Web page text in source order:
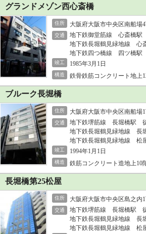
グランドメゾン西心斎橋
住所 大阪府大阪市中央区南船場
交通
地下鉄御堂筋線 心斎橋駅
地下鉄長堀鶴見緑地線 心
地下鉄四つ橋線 四ツ橋駅
竣工 1985年3月1日
構造 鉄骨鉄筋コンクリート地上
ブルーク長堀橋
住所 大阪府大阪市中央区南船場
交通
地下鉄堺筋線 長堀橋駅
地下鉄長堀鶴見緑地線 長
地下鉄長堀鶴見緑地線 松
竣工 1994年1月1日
構造 鉄筋コンクリート造地上10
長堀橋第25松屋
住所 大阪府大阪市中央区島之内
交通
地下鉄堺筋線 長堀橋駅
地下鉄長堀鶴見緑地線 長
地下鉄長堀鶴見緑地線 松